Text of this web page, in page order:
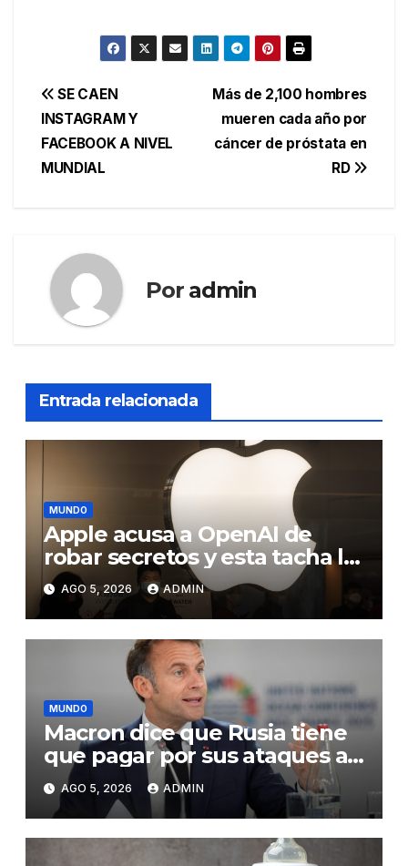
Navegación
de
entradas
Más de 2,100 hombres
mueren cada año por
cáncer de próstata en
RD
SE CAEN
INSTAGRAM Y
FACEBOOK A NIVEL
MUNDIAL
Por admin
Entrada relacionada
MUNDO
Apple acusa a OpenAI de
robar secretos y esta tacha la
demanda de «agresiva y
personal»
AGO 5, 2026 ADMIN
MUNDO
Macron dice que Rusia tiene
que pagar por sus ataques a
Ucrania y promete más
presión
AGO 5, 2026 ADMIN